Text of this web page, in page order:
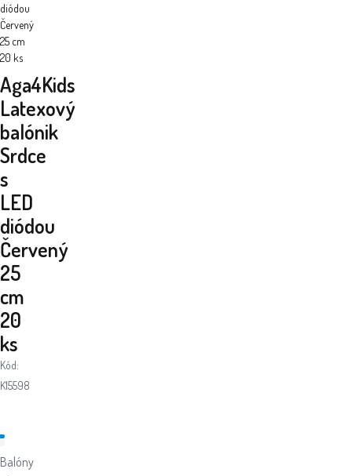
diódou
Červený
25 cm
20 ks
Aga4Kids
Latexový
balónik
Srdce
s
LED
diódou
Červený
25
cm
20
ks
Kód:
K15598
Balóny